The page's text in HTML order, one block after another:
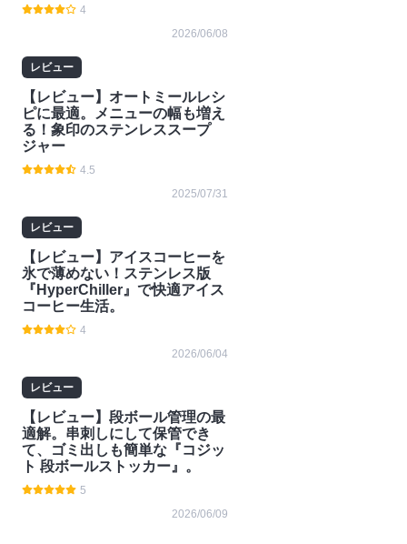
4
2026/06/08
レビュー
【レビュー】オートミールレシ
ピに最適。メニューの幅も増え
る！象印のステンレススープ
ジャー
4.5
2025/07/31
レビュー
【レビュー】アイスコーヒーを
氷で薄めない！ステンレス版
『HyperChiller』で快適アイス
コーヒー生活。
4
2026/06/04
レビュー
【レビュー】段ボール管理の最
適解。串刺しにして保管でき
て、ゴミ出しも簡単な『コジッ
ト 段ボールストッカー』。
5
2026/06/09